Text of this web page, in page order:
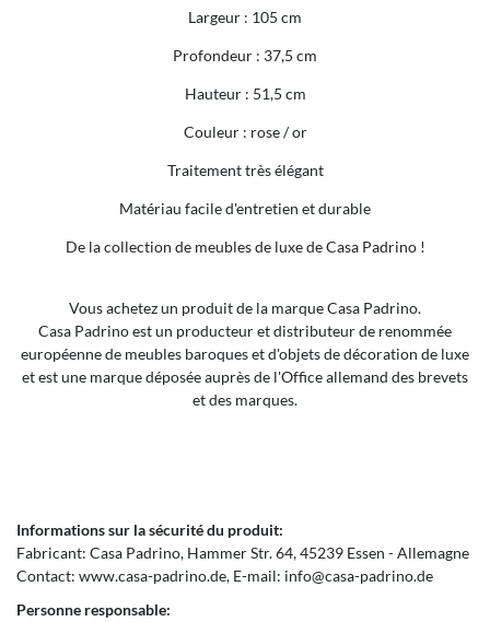
Largeur : 105 cm
Profondeur : 37,5 cm
Hauteur : 51,5 cm
Couleur : rose / or
Traitement très élégant
Matériau facile d'entretien et durable
De la collection de meubles de luxe de Casa Padrino !
Vous achetez un produit de la marque Casa Padrino.
Casa Padrino est un producteur et distributeur de renommée
européenne de meubles baroques et d'objets de décoration de luxe
et est une marque déposée auprès de l'Office allemand des brevets
et des marques.
Informations sur la sécurité du produit:
Fabricant: Casa Padrino Hammer Str.64 45239 Essen
Allemagne
Contact: www.casa-padrino.de E-mail: info@casa-padrino.de
Personne responsable: